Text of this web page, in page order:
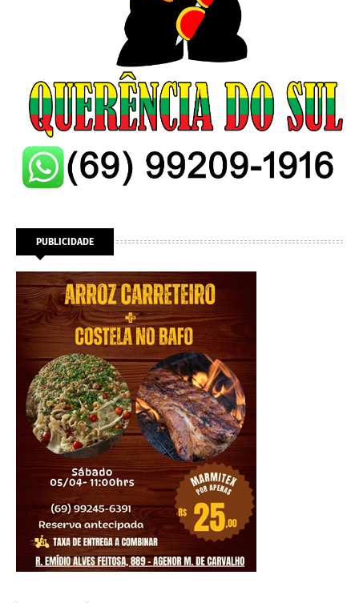
PUBLICIDADE